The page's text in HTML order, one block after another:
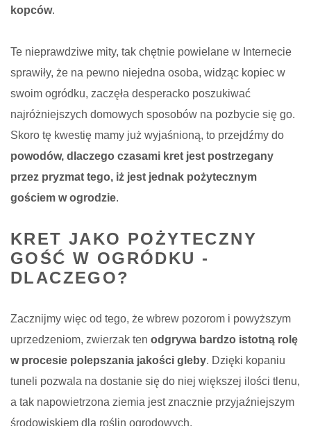
kopców.
Te nieprawdziwe mity, tak chętnie powielane w Internecie
sprawiły, że na pewno niejedna osoba, widząc kopiec w
swoim ogródku, zaczęła desperacko poszukiwać
najróżniejszych domowych sposobów na pozbycie się go.
Skoro tę kwestię mamy już wyjaśnioną, to przejdźmy do
powodów, dlaczego czasami kret jest postrzegany
przez pryzmat tego, iż jest jednak pożytecznym
gościem w ogrodzie.
KRET JAKO POŻYTECZNY
GOŚĆ W OGRÓDKU -
DLACZEGO?
Zacznijmy więc od tego, że wbrew pozorom i powyższym
uprzedzeniom, zwierzak ten odgrywa bardzo istotną rolę
w procesie polepszania jakości gleby. Dzięki kopaniu
tuneli pozwala na dostanie się do niej większej ilości tlenu,
a tak napowietrzona ziemia jest znacznie przyjaźniejszym
środowiskiem dla roślin ogrodowych.